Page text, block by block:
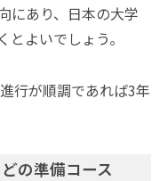
にあり、日本の大学
とよいでしょう。
行が順調であれば3年
の準備コース